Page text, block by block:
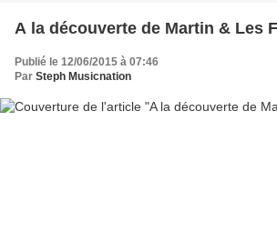
A la découverte de Martin & Les
Publié le 12/06/2015 à 07:46
Par Steph Musicnation